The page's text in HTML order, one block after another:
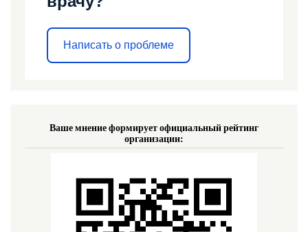
Написать о проблеме
Ваше мнение формирует официальный рейтинг
организации: